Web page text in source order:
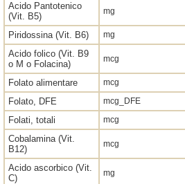
Acido Pantotenico
(Vit. B5)
mg
Piridossina (Vit. B6) mg
Acido folico (Vit. B9
o M o Folacina)
mcg
Folato alimentare mcg
Folato, DFE mcg_DFE
Folati, totali mcg
Cobalamina (Vit.
B12)
mcg
Acido ascorbico (Vit.
C)
mg